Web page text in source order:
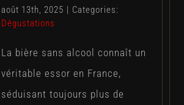
août 13th, 2025 | Categories:
Dégustations
La bière sans alcool connaît un
véritable essor en France,
séduisant toujours plus de